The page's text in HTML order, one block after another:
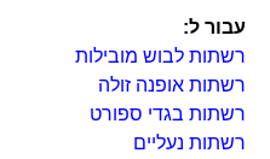
עבור ל:
רשתות לבוש מובילות
רשתות אופנה זולה
רשתות בגדי ספורט
רשתות נעליים